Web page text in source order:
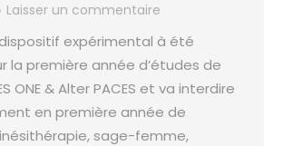
Laisser un commentaire
expérimental à été
la première année d’études de
ONE & Alter PACES et va interdire
en première année de
sage-femme,